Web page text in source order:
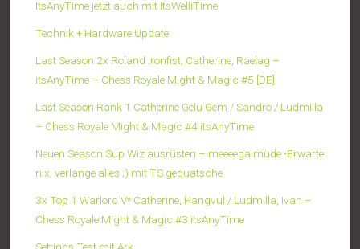
ItsAnyTime jetzt auch mit ItsWelliTime
Technik + Hardware Update
Last Season 2x Roland Ironfist, Catherine, Raelag –
itsAnyTime – Chess Royale Might & Magic #5 [DE]
Last Season Rank 1 Catherine Gelu Gem / Sandro / Ludmilla
– Chess Royale Might & Magic #4 itsAnyTime
Neuen Season Sup Wiz ausrüsten – meeeega müde -Erwarte
nix, verlange alles ;) mit TS gequatsche
3x Top 1 Warlord V* Catherine, Hangvul / Ludmilla, Ivan –
Chess Royale Might & Magic #3 itsAnyTime
Settings Test mit Ark